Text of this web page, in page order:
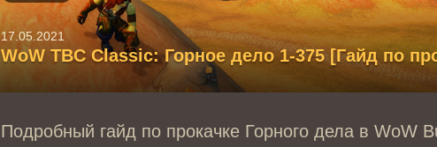
17.05.2021
WoW TBC Classic: Горное дело 1-375 [Гайд по
Подробный гайд по прокачке Горного дела в WoW